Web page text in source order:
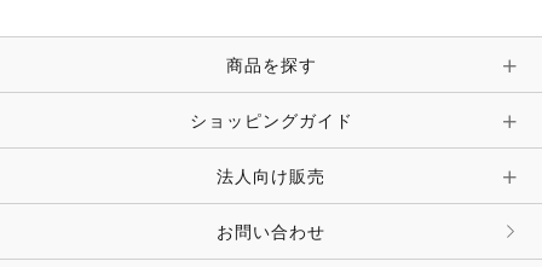
時計・財布・キーケース・革小物
キーホルダー・チャーム・ストラップ
ピン・ブローチ・コサージュ
その他 アクセサリー
商品を探す
ショッピングガイド
法人向け販売
お問い合わせ